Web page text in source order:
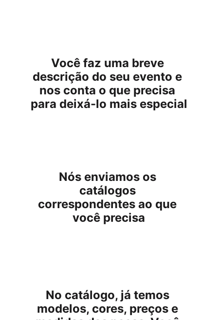
Você faz uma breve
descrição do seu evento e
nos conta o que precisa
para deixá-lo mais especial
Nós enviamos os
catálogos
correspondentes ao que
você precisa
No catálogo, já temos
modelos, cores, preços e